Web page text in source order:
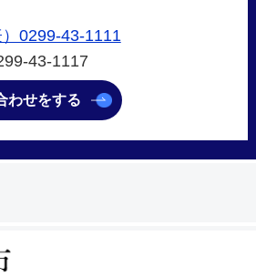
）0299-43-1111
43-1117
わせをする